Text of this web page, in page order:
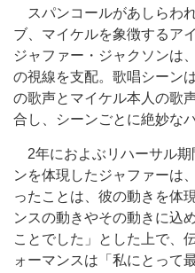
スパンコールがあしらわ
ブ、マイケルを象徴するア
ジャファー・ジャクソンは
の視線を支配。歌唱シーン
の歌声とマイケル本人の歌
合し、シーンごとに絶妙な
2年におよぶリハーサル期
ンを体現したジャファーは
ったことは、彼の動きを体
ンスの動きやその動きに込
ことでした」とした上で、
ォーマンスは「私にとって